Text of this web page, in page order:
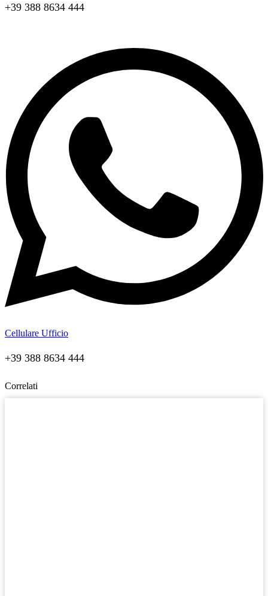
+39 388 8634 444
Cellulare Ufficio
+39 388 8634 444
Correlati